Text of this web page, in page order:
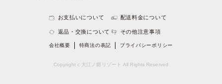
お支払いについて 配送料金について
返品・交換について その他注意事項
会社概要 特商法の表記 プライバシーポリシー
Copyright c 大江ノ郷リゾート All Rights Reserved